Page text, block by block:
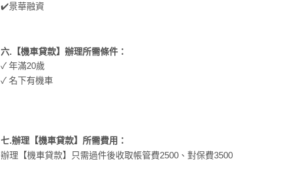
✔️景華融資
六.【機車貸款】辦理所需條件：
✓ 年滿20歲
✓ 名下有機車
七.辦理【機車貸款】所需費用：
辦理【機車貸款】只需過件後收取帳管費2500、對保費3500